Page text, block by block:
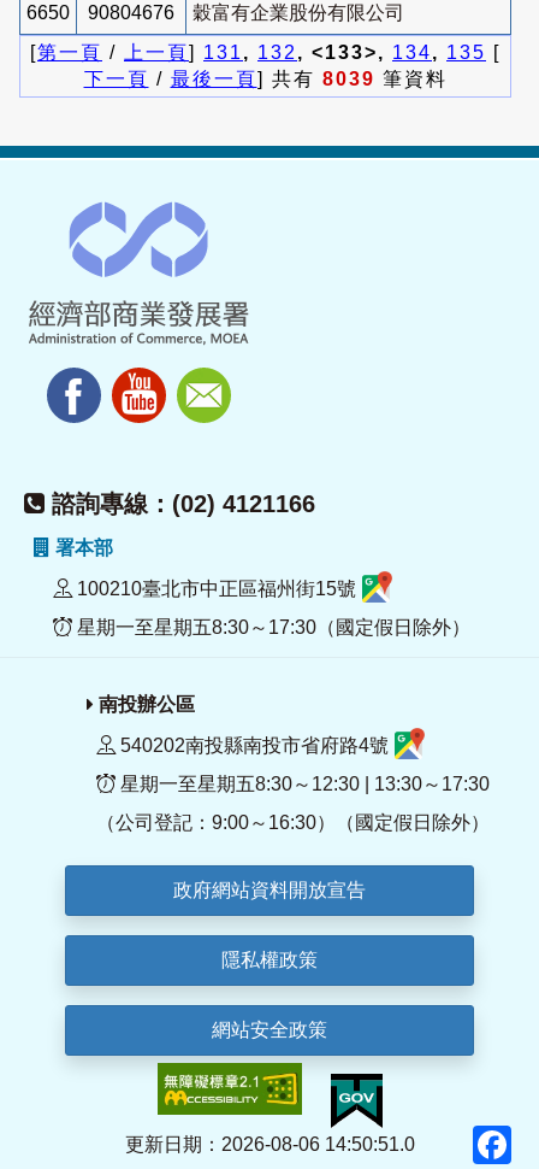
6650 90804676
穀富有企業股份有限公司
[第一頁 / 上一頁] 131 , 132 , <133>, 134, 135 [
下一頁 / 最後一頁] 共有 8039 筆資料
諮詢專線：(02) 4121166
署本部
100210臺北市中正區福州街15號
星期一至星期五8:30～17:30（國定假日除外）
南投辦公區
540202南投縣南投市省府路4號
星期一至星期五8:30～12:30 | 13:30～17:30
（公司登記：9:00～16:30）（國定假日除外）
政府網站資料開放宣告
隱私權政策
網站安全政策
更新日期：2026-08-06 14:50:51.0